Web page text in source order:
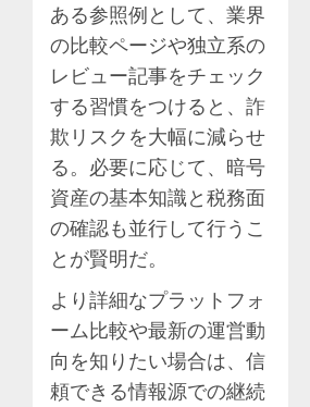
ある参照例として、業界
の比較ページや独立系の
レビュー記事をチェック
する習慣をつけると、詐
欺リスクを大幅に減らせ
る。必要に応じて、暗号
資産の基本知識と税務面
の確認も並行して行うこ
とが賢明だ。
より詳細なプラットフォ
ーム比較や最新の運営動
向を知りたい場合は、信
頼できる情報源での継続